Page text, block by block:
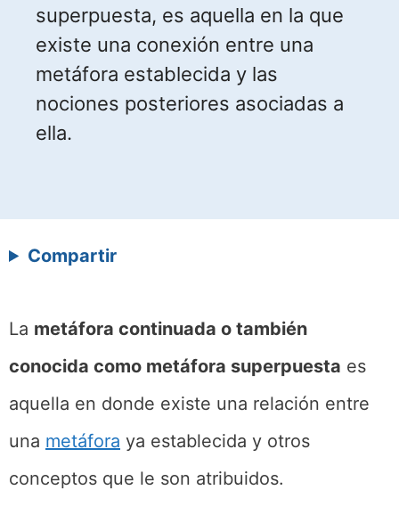
superpuesta, es aquella en la que
existe una conexión entre una
metáfora establecida y las
nociones posteriores asociadas a
ella.
Compartir
La metáfora continuada o también
conocida como metáfora superpuesta es
aquella en donde existe una relación entre
una metáfora ya establecida y otros
conceptos que le son atribuidos.